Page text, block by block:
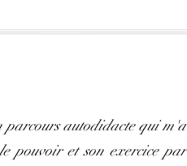
parcours autodidacte qui m'a
pouvoir et son exercice par